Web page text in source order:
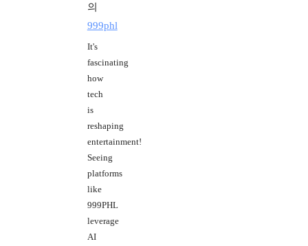
의
999phl
It's
fascinating
how
tech
is
reshaping
entertainment!
Seeing
platforms
like
999PHL
leverage
AI